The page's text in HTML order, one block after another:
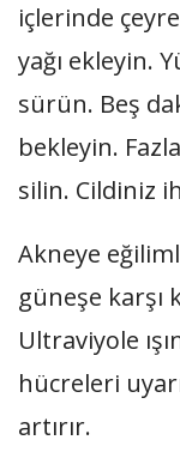
içlerinde
yağı ekleyin.
sürün. Beş
bekleyin.
silin. Cildiniz
Akneye
güneşe
Ultraviyole
hücreleri
artırır.